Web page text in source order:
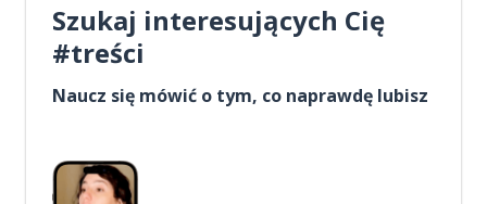
Szukaj interesujących Cię
#treści
Naucz się mówić o tym, co naprawdę lubisz